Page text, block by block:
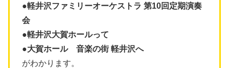
●軽井沢ファミリーオーケストラ 第10回定期演奏
会
●軽井沢大賀ホールって
●大賀ホール 音楽の街 軽井沢へ
がわかります。